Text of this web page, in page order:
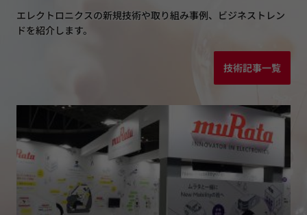
エレクトロニクスの新規技術や取り組み事例、ビジネストレン
ドを紹介します。
技術記事一覧